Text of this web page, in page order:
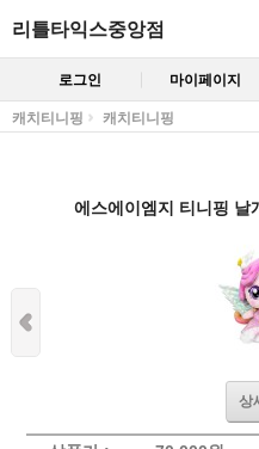
리틀타익스중앙점
로그인 마이페이지
캐치티니핑 캐치티니핑
에스에이엠지 티니핑 날
상